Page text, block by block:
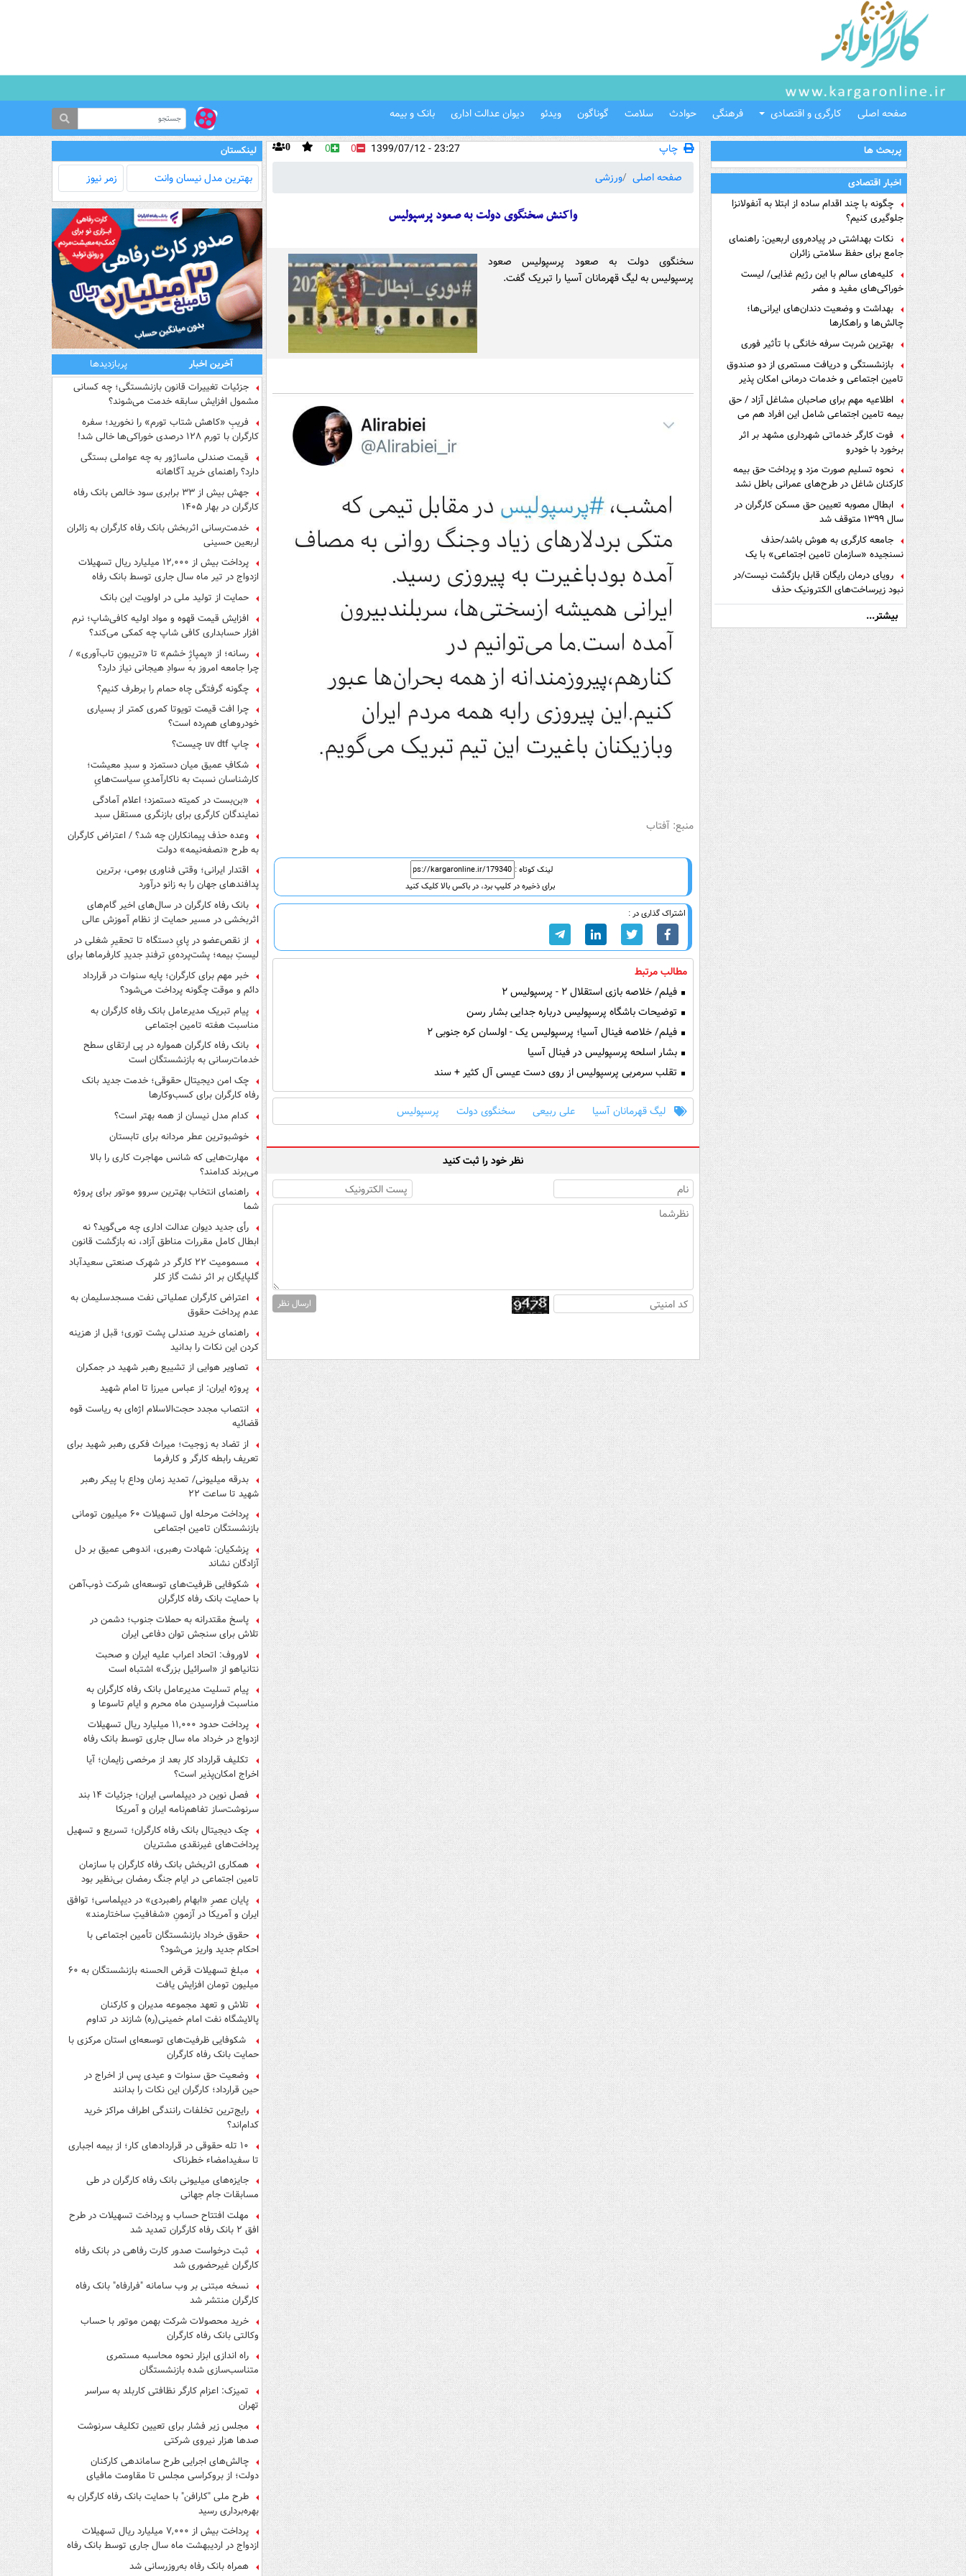
صفحه اصلی کارگری و اقتصادی فرهنگی حوادث سلامت گوناگون ویدئو دیوان عدالت اداری بانک و بیمه
پربحث ها
اخبار اقتصادی
چگونه با چند اقدام ساده از ابتلا به آنفولانزا
جلوگیری کنیم؟
نکات بهداشتی در پیاده‌روی اربعین: راهنمای
جامع برای حفظ سلامتی زائران
کلیه‌های سالم با این رژیم غذایی/ لیست
خوراکی‌های مفید و مضر
بهداشت و وضعیت دندان‌های ایرانی‌ها؛
چالش‌ها و راهکارها
بهترین شربت سرفه خانگی با تأثیر فوری
بازنشستگی و دریافت مستمری از دو صندوق
تامین اجتماعی و خدمات درمانی امکان پذیر
است ؟
اطلاعیه مهم برای صاحبان مشاغل آزاد / حق
بیمه تامین اجتماعی شامل این افراد هم می
شودفوت کارگر خدماتی شهرداری مشهد بر اثر
برخورد با خودرو
نحوه تسلیم صورت مزد و پرداخت حق بیمه
کارکنان شاغل در طرح‌های عمرانی باطل نشد
ابطال مصوبه تعیین حق مسکن کارگران در
سال ۱۳۹۹ متوقف شد
جامعه کارگری به هوش باشد/حذف
نسنجیده «سازمان تامین اجتماعی» با یک
تفاهم نامه!
رویای درمان رایگان قابل بازگشت نیست/در
نبود زیرساخت‌های الکترونیک حذف
دفترچه‌های بیمه اشتباه مضاعف است
بیشتر...
چاپ 0 0 0
23:27 - 1399/07/12
صفحه اصلی
ورزشی
واکنش سخنگوی دولت به صعود پرسپولیس
سخنگوی دولت به صعود پرسپولیس صعود
پرسپولیس به لیگ قهرمانان آسیا را تبریک گفت.
منبع: آفتاب
لینک کوتاه :
برای ذخیره در کلیپ برد، در باکس بالا کلیک کنید
اشتراک گذاری در :
مطالب مرتبط
فیلم/ خلاصه بازی استقلال ۲ - پرسپولیس ۲
توضیحات باشگاه پرسپولیس درباره جدایی بشار رسن
فیلم/ خلاصه فینال آسیا؛ پرسپولیس یک - اولسان کره جنوبی ۲
بشار اسلحه پرسپولیس در فینال آسیا
تقلب سرمربی پرسپولیس از روی دست عیسی آل کثیر + سند
لیگ قهرمانان آسیا علی ربیعی سخنگوی دولت پرسپولیس
نظر خود را ثبت کنید
ارسال نظر
لینکستان
بهترین مدل‌ نیسان وانت زمر نیوز
آخرین اخبار
پربازدیدها
جزئیات تغییرات قانون بازنشستگی؛ چه کسانی
مشمول افزایش سابقه خدمت می‌شوند؟
فریبِ «کاهش شتاب تورم» را نخورید؛ سفره
کارگران با تورم ۱۲۸ درصدی خوراکی‌ها خالی شد!
قیمت صندلی ماساژور به چه عواملی بستگی
دارد؟ راهنمای خرید آگاهانه
جهش بیش از ۳۳ برابری سود خالص بانک رفاه
کارگران در بهار ۱۴۰۵
خدمت‌رسانی اثربخش بانک رفاه کارگران به زائران
اربعین حسینی
پرداخت بیش از ۱۲,۰۰۰ میلیارد ریال تسهیلات
ازدواج در تیر ماه سال جاری توسط بانک رفاه
کارگران
حمایت از تولید ملی در اولویت این بانک
افزایش قیمت قهوه و مواد اولیه کافی‌شاپ؛ نرم
افزار حسابداری کافی شاپ چه کمکی می‌کند؟
رسانه؛ از «پمپاژِ خشم» تا «تریبونِ تاب‌آوری» /
چرا جامعه امروز به سوادِ هیجانی نیاز دارد؟
چگونه گرفتگی چاه حمام را برطرف کنیم؟
چرا افت قیمت تویوتا کمری کمتر از بسیاری
خودروهای هم‌رده است؟
چاپ uv dtf چیست؟
شکافِ عمیق میان دستمزد و سبدِ معیشت؛
کارشناسان نسبت به ناکارآمدیِ سیاست‌هایِ
حمایتی هشدار دادند
«بن‌بست در کمیته دستمزد؛ اعلام آمادگی
نمایندگان کارگری برای بازنگری مستقل سبد
وعده حذف پیمانکاران چه شد؟ / اعتراض کارگران
به طرح «نصفه‌نیمه» دولت
اقتدار ایرانی؛ وقتی فناوری بومی، برترین
پدافندهای جهان را به زانو درآورد
بانک رفاه کارگران در سال‌های اخیر گام‌های
اثربخشی در مسیر حمایت از نظام آموزش عالی
برداشته است
از نقص‌عضو در پایِ دستگاه تا تحقیرِ شغلی در
لیستِ بیمه؛ پشت‌پرده‌یِ ترفندِ جدیدِ کارفرماها برای
فرار از قانون چیست؟
خبر مهم برای کارگران؛ پایه سنوات در قرارداد
دائم و موقت چگونه پرداخت می‌شود؟
پیام تبریک مدیرعامل بانک رفاه کارگران به
مناسبت هفته تامین اجتماعی
بانک رفاه کارگران همواره در پی ارتقای سطح
خدمات‌رسانی به بازنشستگان است
چک امن دیجیتال حقوقی؛ خدمت جدید بانک
رفاه کارگران برای کسب‌وکارها
کدام مدل نیسان از همه بهتر است؟
خوشبوترین عطر مردانه برای تابستان
مهارت‌هایی که شانس مهاجرت کاری را بالا
می‌برند کدامند؟
راهنمای انتخاب بهترین سروو موتور برای پروژه
شما
رأی جدید دیوان عدالت اداری چه می‌گوید؟ نه
ابطال کامل مقررات مناطق آزاد، نه بازگشت قانون
مسمومیت ۲۲ کارگر در شهرک صنعتی سعیدآباد
گلپایگان بر اثر نشت گاز کلر
اعتراض کارگران عملیاتی نفت مسجدسلیمان به
عدم پرداخت حقوق
راهنمای خرید صندلی پشت توری؛ قبل از هزینه
کردن این نکات را بدانید
تصاویر هوایی از تشییع رهبر شهید در جمکران
پروژه ایران: از عباس میرزا تا امام شهید
انتصاب مجدد حجت‌الاسلام اژه‌ای به ریاست قوه‌
قضائیه
از تضاد به زوجیت؛ میراث فکری رهبر شهید برای
تعریف رابطه کارگر و کارفرما
بدرقه میلیونی/ تمدید زمان وداع با پیکر رهبر
شهید تا ساعت ۲۲
پرداخت مرحله اول تسهیلات ۶۰ میلیون تومانی
بازنشستگان تامین اجتماعی
پزشکیان: شهادت رهبری، اندوهی عمیق بر دل
آزادگان نشاند
شکوفایی ظرفیت‌های توسعه‌ای شرکت ذوب‌آهن
با حمایت‌ بانک رفاه کارگران
پاسخ مقتدرانه به حملات جنوب؛ دشمن در
تلاش برای سنجش توان دفاعی ایران
لاوروف: اتحاد اعراب علیه ایران و صحبت
نتانیاهو از «اسرائیل بزرگ» اشتباه است
پیام تسلیت مدیرعامل بانک رفاه کارگران به
مناسبت فرارسیدن ماه محرم و ایام تاسوعا و
عاشورای حسینی
پرداخت حدود ۱۱,۰۰۰ میلیارد ریال تسهیلات
ازدواج در خرداد ماه سال جاری توسط بانک رفاه
کارگران
تکلیف قرارداد کار بعد از مرخصی زایمان؛ آیا
اخراج امکان‌پذیر است؟
فصل نوین در دیپلماسی ایران؛ جزئیات ۱۴ بند
سرنوشت‌ساز تفاهم‌نامه ایران و آمریکا
چک دیجیتال بانک رفاه کارگران؛ تسریع و تسهیل
پرداخت‌های غیرنقدی مشتریان
همکاری اثربخش بانک رفاه کارگران با سازمان
تامین اجتماعی در ایام جنگ رمضان بی‌نظیر بود
پایان عصرِ «ابهام راهبردی» در دیپلماسی؛ توافق
ایران و آمریکا در آزمونِ «شفافیتِ ساختارمند»
حقوق خرداد بازنشستگان تأمین اجتماعی با
احکام جدید واریز می‌شود؟
مبلغ تسهیلات قرض الحسنه بازنشستگان به ۶۰
میلیون تومان افزایش یافت
تلاش و تعهد مجموعه مدیران و کارکنان
پالایشگاه نفت امام خمینی(ره) شازند در تداوم
تولید در ایام جنگ رمضان، شایسته قدردانی است
شکوفایی ظرفیت‌های توسعه‌ای استان مرکزی با
حمایت بانک رفاه کارگران
وضعیت حق سنوات و عیدی پس از اخراج در
حین قرارداد؛ کارگران این نکات را بدانند
رایج‌ترین تخلفات رانندگی اطراف مراکز خرید
کدام‌اند؟
۱۰ تله حقوقی در قراردادهای کار؛ از بیمه اجباری
تا سفیدامضاء خطرناک
جایزه‌های میلیونی بانک رفاه کارگران در طی
مسابقات جام جهانی
مهلت افتتاح حساب و پرداخت تسهیلات در طرح
افق ۲ بانک رفاه کارگران تمدید شد
ثبت درخواست صدور کارت رفاهی در بانک رفاه
کارگران غیرحضوری شد
نسخه مبتنی بر وب سامانه "فرارفاه" بانک رفاه
کارگران منتشر شد
خرید محصولات شرکت بهمن موتور با حساب
وکالتی بانک رفاه کارگران
راه اندازی ابزار نحوه محاسبه مستمری
متناسب‌سازی شده بازنشستگان
تمیزک: اعزام کارگر نظافتی کاربلد به سراسر
تهران
مجلس زیر فشار برای تعیین تکلیف سرنوشت
صدها هزار نیروی شرکتی
چالش‌های اجرایی طرح ساماندهی کارکنان
دولت؛ از بروکراسی مجلس تا مقاومت مافیای
واسطه‌گری
طرح ملی "کارافن" با حمایت بانک رفاه کارگران به
بهره‌برداری رسید
پرداخت بیش از ۷,۰۰۰ میلیارد ریال تسهیلات
ازدواج در اردیبهشت ماه سال جاری توسط بانک رفاه
کارگران
همراه بانک رفاه به‌روزرسانی شد